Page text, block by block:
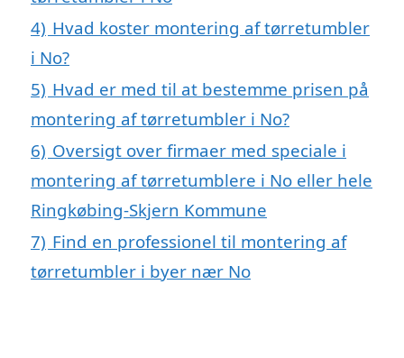
4) Hvad koster montering af tørretumbler
i No?
5) Hvad er med til at bestemme prisen på
montering af tørretumbler i No?
6) Oversigt over firmaer med speciale i
montering af tørretumblere i No eller hele
Ringkøbing-Skjern Kommune
7) Find en professionel til montering af
tørretumbler i byer nær No